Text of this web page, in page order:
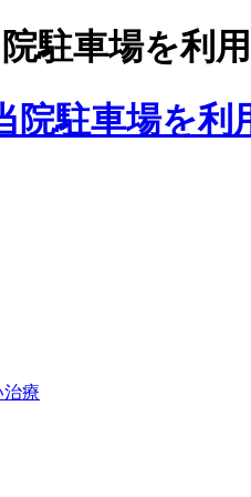
駐車場を利
治療